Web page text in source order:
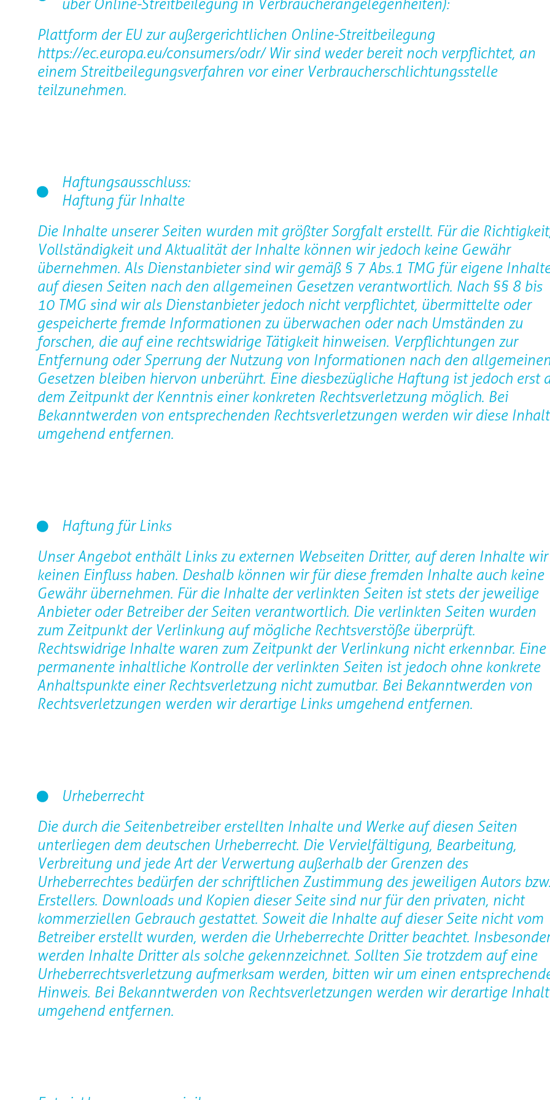
über Online-Streitbeilegung in Verbraucherangelegenheiten):
Plattform der EU zur außergerichtlichen Online-Streitbeilegung
https://ec.europa.eu/consumers/odr/ Wir sind weder bereit noch verpflichtet, an
einem Streitbeilegungsverfahren vor einer Verbraucherschlichtungsstelle
teilzunehmen.
Haftungsausschluss:
Haftung für Inhalte
Die Inhalte unserer Seiten wurden mit größter Sorgfalt erstellt. Für die
Vollständigkeit und Aktualität der Inhalte können wir jedoch keine Gewähr
übernehmen. Als Dienstanbieter sind wir gemäß § 7 Abs.1 TMG für eigene
auf diesen Seiten nach den allgemeinen Gesetzen verantwortlich. Nach §§ 8 bis
10 TMG sind wir als Dienstanbieter jedoch nicht verpflichtet, übermittelte oder
gespeicherte fremde Informationen zu überwachen oder nach Umständen zu
forschen, die auf eine rechtswidrige Tätigkeit hinweisen. Verpflichtungen zur
Entfernung oder Sperrung der Nutzung von Informationen nach den
Gesetzen bleiben hiervon unberührt. Eine diesbezügliche Haftung ist jedoch erst
dem Zeitpunkt der Kenntnis einer konkreten Rechtsverletzung möglich. Bei
Bekanntwerden von entsprechenden Rechtsverletzungen werden wir diese
umgehend entfernen.
Haftung für Links
Unser Angebot enthält Links zu externen Webseiten Dritter, auf deren Inhalte wir
keinen Einfluss haben. Deshalb können wir für diese fremden Inhalte auch keine
Gewähr übernehmen. Für die Inhalte der verlinkten Seiten ist stets der jeweilige
Anbieter oder Betreiber der Seiten verantwortlich. Die verlinkten Seiten wurden
zum Zeitpunkt der Verlinkung auf mögliche Rechtsverstöße überprüft.
Rechtswidrige Inhalte waren zum Zeitpunkt der Verlinkung nicht erkennbar. Eine
permanente inhaltliche Kontrolle der verlinkten Seiten ist jedoch ohne konkrete
Anhaltspunkte einer Rechtsverletzung nicht zumutbar. Bei Bekanntwerden von
Rechtsverletzungen werden wir derartige Links umgehend entfernen.
Urheberrecht
Die durch die Seitenbetreiber erstellten Inhalte und Werke auf diesen Seiten
unterliegen dem deutschen Urheberrecht. Die Vervielfältigung, Bearbeitung,
Verbreitung und jede Art der Verwertung außerhalb der Grenzen des
Urheberrechtes bedürfen der schriftlichen Zustimmung des jeweiligen Autors bzw.
Erstellers. Downloads und Kopien dieser Seite sind nur für den privaten, nicht
kommerziellen Gebrauch gestattet. Soweit die Inhalte auf dieser Seite nicht vom
Betreiber erstellt wurden, werden die Urheberrechte Dritter beachtet.
werden Inhalte Dritter als solche gekennzeichnet. Sollten Sie trotzdem auf eine
Urheberrechtsverletzung aufmerksam werden, bitten wir um einen
Hinweis. Bei Bekanntwerden von Rechtsverletzungen werden wir derartige
umgehend entfernen.